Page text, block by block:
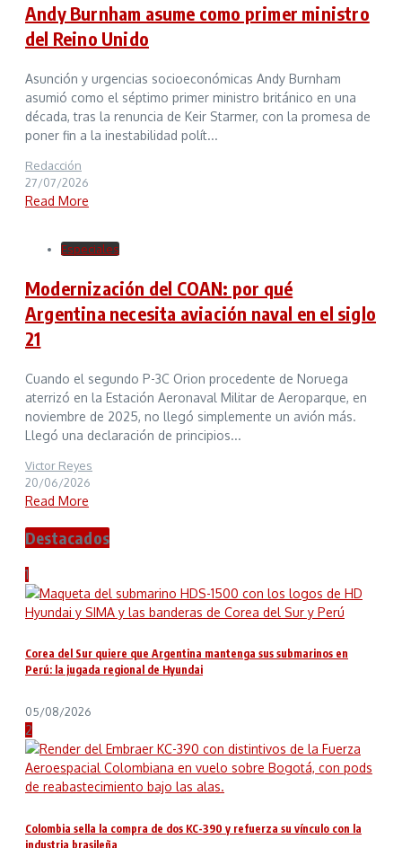
Andy Burnham asume como primer ministro
del Reino Unido
Asunción y urgencias socioeconómicas Andy Burnham
asumió como el séptimo primer ministro británico en una
década, tras la renuncia de Keir Starmer, con la promesa de
poner fin a la inestabilidad polít...
Redacción
27/07/2026
Read More
Especiales
Modernización del COAN: por qué
Argentina necesita aviación naval en el siglo
21
Cuando el segundo P-3C Orion procedente de Noruega
aterrizó en la Estación Aeronaval Militar de Aeroparque, en
noviembre de 2025, no llegó simplemente un avión más.
Llegó una declaración de principios...
Victor Reyes
20/06/2026
Read More
Destacados
1
Corea del Sur quiere que Argentina mantenga sus submarinos en
Perú: la jugada regional de Hyundai
05/08/2026
2
Colombia sella la compra de dos KC-390 y refuerza su vínculo con la
industria brasileña